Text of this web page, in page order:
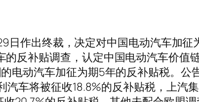
日作出终裁，决定对中国电动汽车加
反补贴调查，认定中国电动汽车价值
电动汽车加征为期5年的反补贴税。公
车将被征收18.8%的反补贴税，上汽